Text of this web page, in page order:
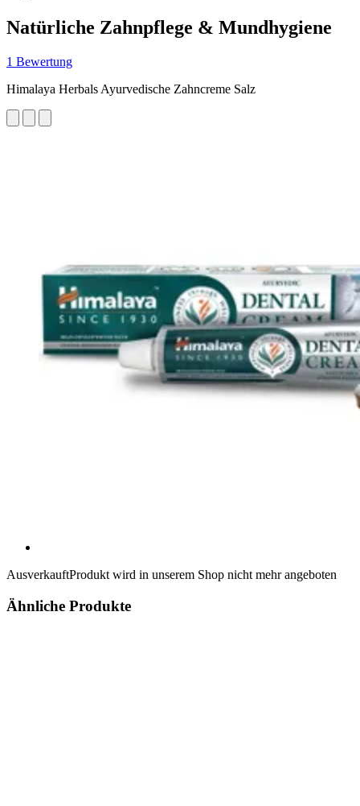
Natürliche Zahnpflege & Mundhygiene
1 Bewertung
Himalaya Herbals Ayurvedische Zahncreme Salz
AusverkauftProdukt wird in unserem Shop nicht mehr angeboten
Ähnliche Produkte